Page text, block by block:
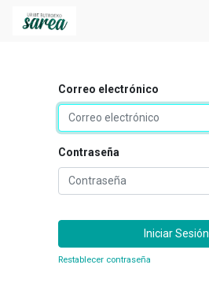
Correo electrónico
Contraseña
Iniciar Sesión
Restablecer contraseña